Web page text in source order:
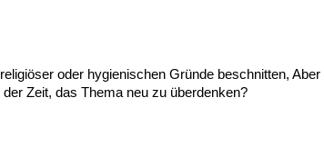
oder hygienischen Gründe beschnitten,
Zeit, das Thema neu zu überdenken?